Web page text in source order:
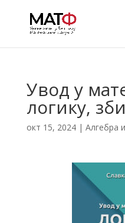
Увод у
логику,
окт 15, 2024| Алгебра